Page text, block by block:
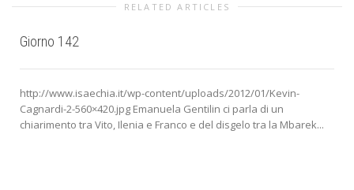
RELATED ARTICLES
Giorno 142
http://www.isaechia.it/wp-content/uploads/2012/01/Kevin-
Cagnardi-2-560×420.jpg Emanuela Gentilin ci parla di un
chiarimento tra Vito, Ilenia e Franco e del disgelo tra la Mbarek...